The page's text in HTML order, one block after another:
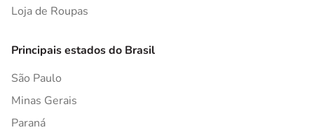
Loja de Roupas
Principais estados do Brasil
São Paulo
Minas Gerais
Paraná